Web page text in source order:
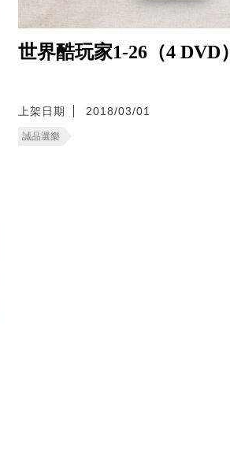
世界酷玩家1-26（4 DVD）
上架日期 2018/03/01
誠品選樂